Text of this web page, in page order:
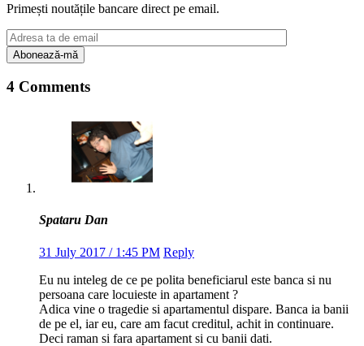
Primești noutățile bancare direct pe email.
4 Comments
Spataru Dan
31 July 2017 / 1:45 PM Reply
Eu nu inteleg de ce pe polita beneficiarul este banca si nu
persoana care locuieste in apartament ?
Adica vine o tragedie si apartamentul dispare. Banca ia banii
de pe el, iar eu, care am facut creditul, achit in continuare.
Deci raman si fara apartament si cu banii dati.